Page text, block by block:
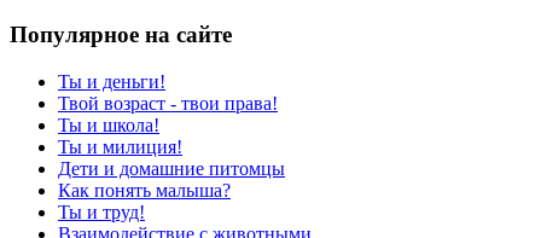
Популярное на сайте
Ты и деньги!
Твой возраст - твои права!
Ты и школа!
Ты и милиция!
Дети и домашние питомцы
Как понять малыша?
Ты и труд!